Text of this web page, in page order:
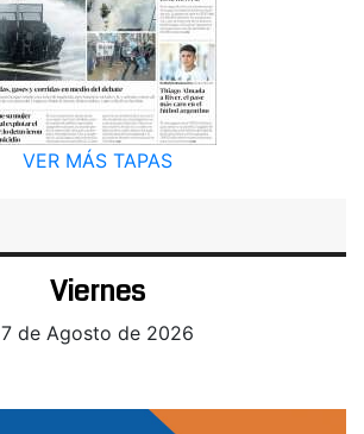
VER MÁS TAPAS
Viernes
7 de Agosto de 2026